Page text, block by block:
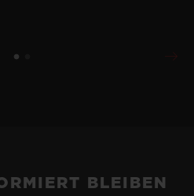
BLEIBEN